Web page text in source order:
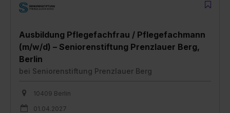
Ausbildung Pflegefachfrau / Pflegefachmann
(m/w/d) – Seniorenstiftung Prenzlauer Berg,
Berlin
bei Seniorenstiftung Prenzlauer Berg
10409 Berlin
01.04.2027